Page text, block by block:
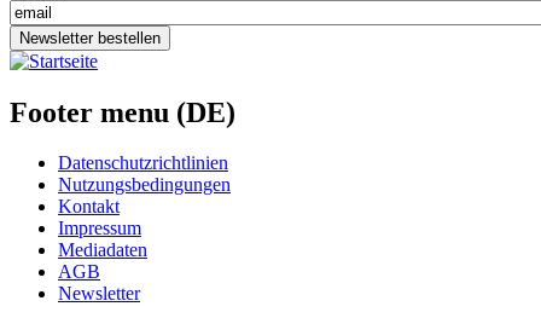
Newsletter bestellen
Footer menu (DE)
Datenschutzrichtlinien
Nutzungsbedingungen
Kontakt
Impressum
Mediadaten
AGB
Newsletter